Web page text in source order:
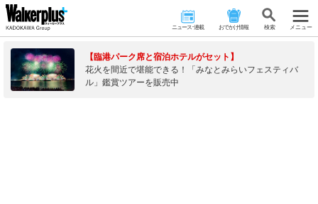
ニュース･連載 おでかけ情報 検 索 メニュー
【臨港パーク席と宿泊ホテルがセット】
花火を間近で堪能できる！「みなとみらいフェスティバ
ル」鑑賞ツアーを販売中